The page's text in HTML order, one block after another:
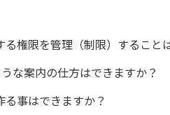
権限を管理（制限）すること
な案内の仕方はできますか？
事はできますか？